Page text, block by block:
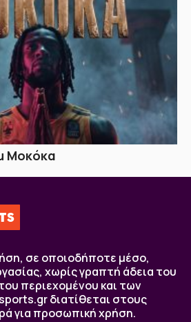
Μοκόκα
σε οποιοδήποτε μέσο,
χωρίς γραπτή άδεια του
περιεχομένου και των
διατίθεται στους
για προσωπική χρήση.